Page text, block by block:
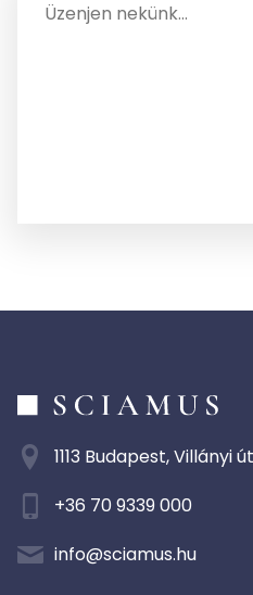
1113 Budapest, Villányi
+36 70 9339 000
info@sciamus.hu